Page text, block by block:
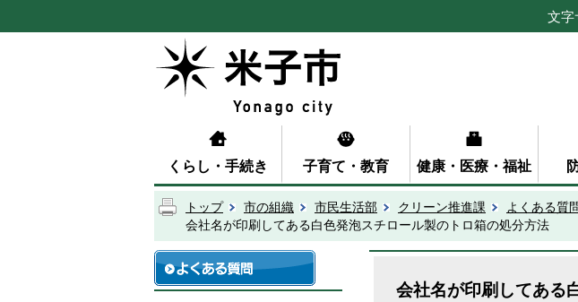
文字
くらし・手続き 子育て・教育 健康・医療・福祉
トップ 市の組織 市民生活部 クリーン推進課
よくある質
会社名が印刷してある白色発泡スチロール製のトロ箱の処分方法
会社名が印刷してある